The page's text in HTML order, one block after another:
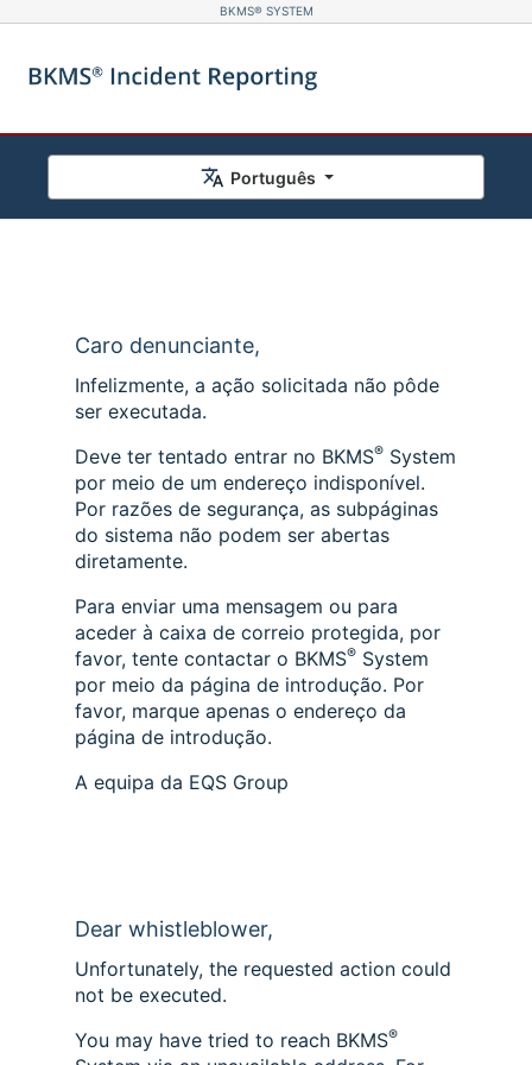
BKMS® SYSTEM
Português
Caro denunciante,
Infelizmente, a ação solicitada não pôde
ser executada.
Deve ter tentado entrar no BKMS® System
por meio de um endereço indisponível.
Por razões de segurança, as subpáginas
do sistema não podem ser abertas
diretamente.
Para enviar uma mensagem ou para
aceder à caixa de correio protegida, por
favor, tente contactar o BKMS® System
por meio da página de introdução. Por
favor, marque apenas o endereço da
página de introdução.
A equipa da EQS Group
Dear whistleblower,
Unfortunately, the requested action could
not be executed.
You may have tried to reach BKMS®